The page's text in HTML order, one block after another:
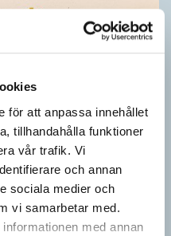
för att anpassa innehållet
tillhandahålla funktioner
vår trafik. Vi
och annan
sociala medier och
vi samarbetar med.
med annan